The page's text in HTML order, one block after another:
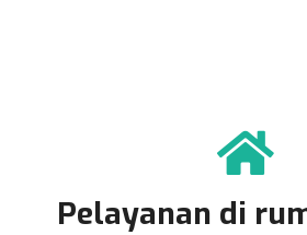
Pelayanan di